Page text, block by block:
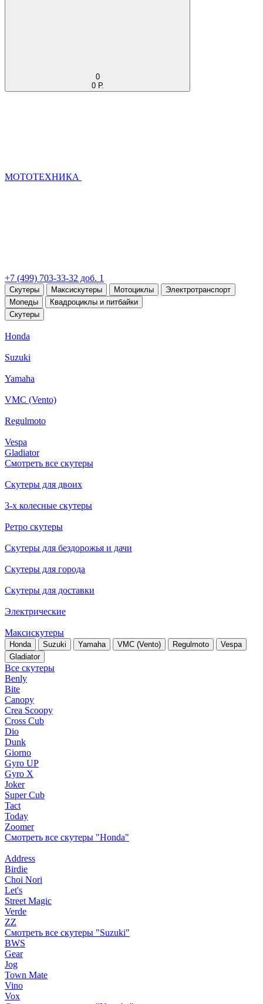
0
0 Р.
МОТОТЕХНИКА
+7 (499) 703-33-32 доб. 1
Скутеры Максискутеры Мотоциклы
Электротранспорт
Мопеды
Квадроциклы и питбайки
Скутеры
Honda
Suzuki
Yamaha
VMC (Vento)
Regulmoto
Vespa
Gladiator
Смотреть все скутеры
Скутеры для двоих
3-х колесные скутеры
Ретро скутеры
Скутеры для бездорожья и дачи
Скутеры для города
Скутеры для доставки
Электрические
Максискутеры
Honda Suzuki Yamaha VMC (Vento) Regulmoto
Vespa
Gladiator
Все скутеры
Benly
Bite
Canopy
Crea Scoopy
Cross Cub
Dio
Dunk
Giorno
Gyro UP
Gyro X
Joker
Super Cub
Tact
Today
Zoomer
Смотреть все скутеры "Honda"
Address
Birdie
Choi Nori
Let's
Street Magic
Verde
ZZ
Смотреть все скутеры "Suzuki"
BWS
Gear
Jog
Town Mate
Vino
Vox